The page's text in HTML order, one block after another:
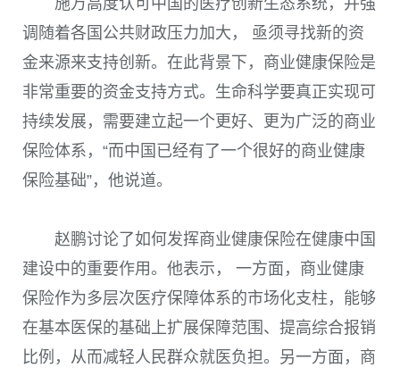
调随着各国公共财政压力加大， 亟须寻找新的资
金来源来支持创新。在此背景下，商业健康保险是
非常重要的资金支持方式。生命科学要真正实现可
持续发展，需要建立起一个更好、更为广泛的商业
保险体系，“而中国已经有了一个很好的商业健康
保险基础”，他说道。
赵鹏讨论了如何发挥商业健康保险在健康中国
建设中的重要作用。他表示， 一方面，商业健康
保险作为多层次医疗保障体系的市场化支柱，能够
在基本医保的基础上扩展保障范围、提高综合报销
比例，从而减轻人民群众就医负担。另一方面，商